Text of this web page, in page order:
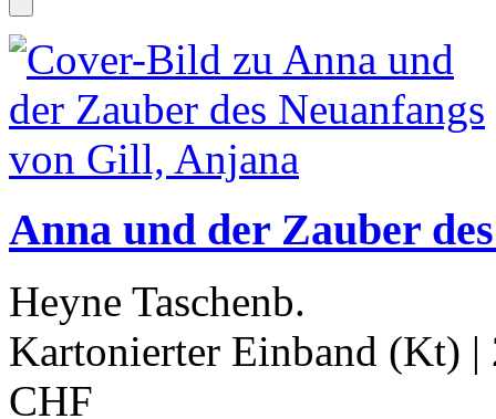
Anna und der Zauber
Heyne Taschenb.
Kartonierter Einband (Kt) |
CHF